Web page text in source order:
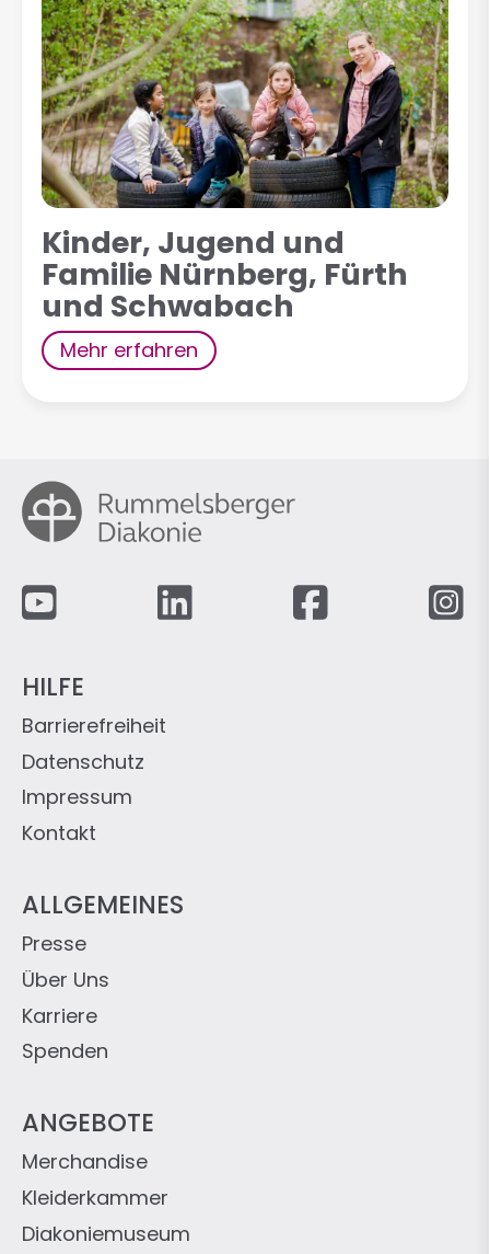
Kinder, Jugend und
Familie Nürnberg, Fürth
und Schwabach
Mehr erfahren
Fußzeile
ANGEBOTE
Diakoniemuseum
Kleiderkammer
Merchandise
ALLGEMEINES
Spenden
Karriere
Über Uns
Presse
HILFE
Kontakt
Impressum
Datenschutz
Barrierefreiheit